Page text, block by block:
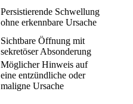
Persistierende Schwellung
ohne erkennbare Ursache
Sichtbare Öffnung mit
sekretöser Absonderung
Möglicher Hinweis auf
eine entzündliche oder
maligne Ursache